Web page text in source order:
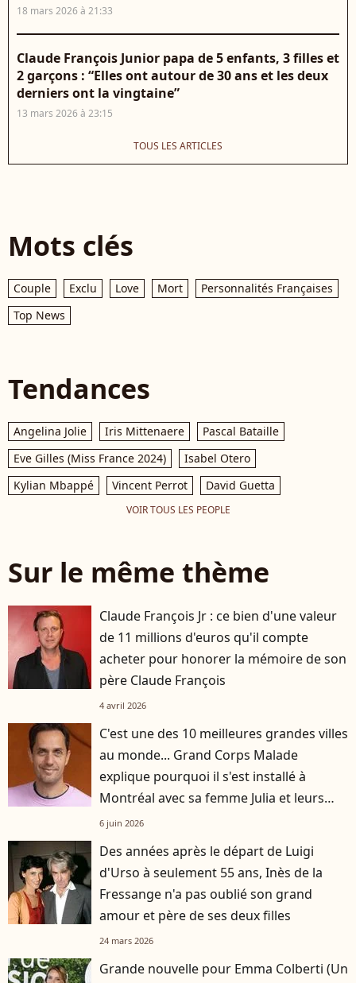
18 mars 2026 à 21:33
Claude François Junior papa de 5 enfants, 3 filles et
2 garçons : “Elles ont autour de 30 ans et les deux
derniers ont la vingtaine”
13 mars 2026 à 23:15
TOUS LES ARTICLES
Mots clés
Couple Exclu Love Mort
Personnalités Françaises
Top News
Tendances
Angelina Jolie Iris Mittenaere
Pascal Bataille
Eve Gilles (Miss France 2024)
Isabel Otero
Kylian Mbappé
Vincent Perrot David Guetta
VOIR TOUS LES PEOPLE
Sur le même thème
Claude François Jr : ce bien d'une valeur
de 11 millions d'euros qu'il compte
acheter pour honorer la mémoire de son
père Claude François
4 avril 2026
C'est une des 10 meilleures grandes villes
au monde... Grand Corps Malade
explique pourquoi il s'est installé à
Montréal avec sa femme Julia et leurs
enfants
6 juin 2026
Des années après le départ de Luigi
d'Urso à seulement 55 ans, Inès de la
Fressange n'a pas oublié son grand
amour et père de ses deux filles
24 mars 2026
Grande nouvelle pour Emma Colberti (Un